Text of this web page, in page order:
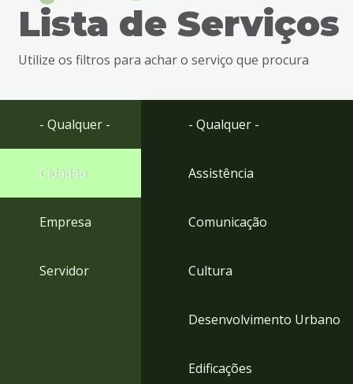
busca
Ir
rodapé
Lista de Serviços
Utilize os filtros para achar o serviço que procura
- Qualquer -
Cidadão
Empresa
Servidor
- Qualquer -
Assistência
Comunicação
Cultura
Desenvolvimento Urbano
Edificações